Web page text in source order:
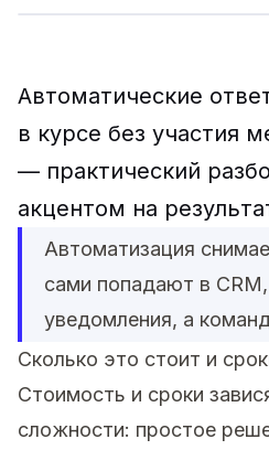
Автоматические
в курсе без участия
— практический
акцентом на
Автоматизация
сами попадают в
уведомления, а
Сколько это стоит и
Стоимость и сроки
сложности: простое